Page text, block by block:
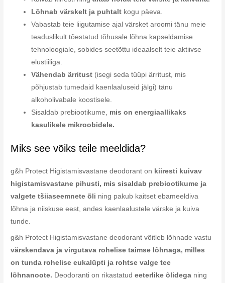
Lõhnab värskelt ja puhtalt kogu päeva.
Vabastab teie liigutamise ajal värsket aroomi tänu meie
teaduslikult tõestatud tõhusale lõhna kapseldamise
tehnoloogiale, sobides seetõttu ideaalselt teie aktiivse
elustiiliga.
Vähendab ärritust (isegi seda tüüpi ärritust, mis
põhjustab tumedaid kaenlaaluseid jälgi) tänu
alkoholivabale koostisele.
Sisaldab prebiootikume, mis on energiaallikaks
kasulikele mikroobidele.
Miks see võiks teile meeldida?
g&h Protect Higistamisvastane deodorant on kiiresti kuivav
higistamisvastane pihusti, mis sisaldab prebiootikume ja
valgete tšiiaseemnete õli ning pakub kaitset ebameeldiva
lõhna ja niiskuse eest, andes kaenlaalustele värske ja kuiva
tunde.
g&h Protect Higistamisvastane deodorant võitleb lõhnade vastu
värskendava ja virgutava rohelise taimse lõhnaga, milles
on tunda rohelise eukalüpti ja rohtse valge tee
lõhnanoote. Deodoranti on rikastatudeeterlike õlidega ning